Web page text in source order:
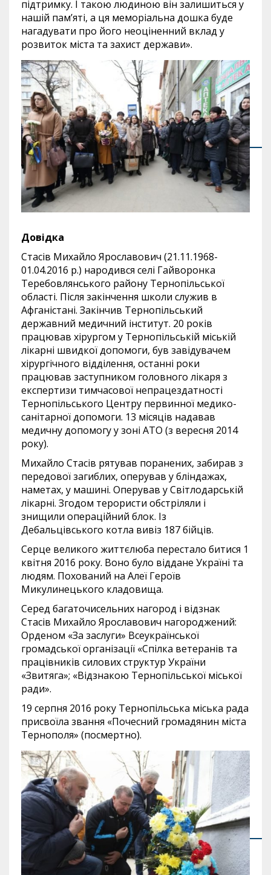
підтримку. І такою людиною він залишиться у
нашій пам’яті, а ця меморіальна дошка буде
нагадувати про його неоціненний вклад у
розвиток міста та захист держави».
Довідка
Стасів Михайло Ярославович (21.11.1968-
01.04.2016 р.) народився селі Гайворонка
Теребовлянського району Тернопільської
області. Після закінчення школи служив в
Афганістані. Закінчив Тернопільський
державний медичний інститут. 20 років
працював хірургом у Тернопільській міській
лікарні швидкої допомоги, був завідувачем
хірургічного відділення, останні роки
працював заступником головного лікаря з
експертизи тимчасової непрацездатності
Тернопільського Центру первинної медико-
санітарної допомоги. 13 місяців надавав
медичну допомогу у зоні АТО (з вересня 2014
року).
Михайло Стасів рятував поранених, забирав з
передової загиблих, оперував у бліндажах,
наметах, у машині. Оперував у Світлодарській
лікарні. Згодом терористи обстріляли і
знищили операційний блок. Із
Дебальцівського котла вивіз 187 бійців.
Серце великого життєлюба перестало битися 1
квітня 2016 року. Воно було віддане Україні та
людям. Похований на Алеї Героїв
Микулинецького кладовища.
Серед багаточисельних нагород і відзнак
Стасів Михайло Ярославович нагороджений:
Орденом «За заслуги» Всеукраїнської
громадської організації «Спілка ветеранів та
працівників силових структур України
«Звитяга»; «Відзнакою Тернопільської міської
ради».
19 серпня 2016 року Тернопільська міська рада
присвоїла звання «Почесний громадянин міста
Тернополя» (посмертно).